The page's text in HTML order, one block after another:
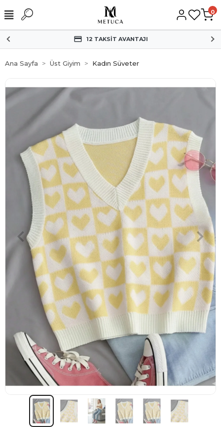
0
HIZLI KARGO
Ana Sayfa Üst Giyim Kadın Süveter